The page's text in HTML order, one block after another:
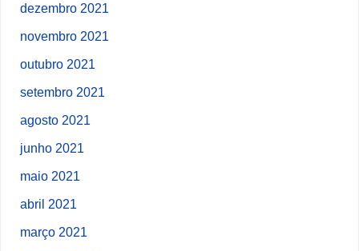
dezembro 2021
novembro 2021
outubro 2021
setembro 2021
agosto 2021
junho 2021
maio 2021
abril 2021
março 2021